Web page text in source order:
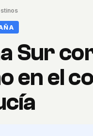
Sur
en el